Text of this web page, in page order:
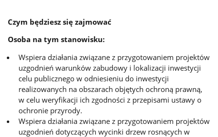
Czym będziesz się zajmować
Osoba na tym stanowisku:
Wspiera działania związane z przygotowaniem projektów
uzgodnień warunków zabudowy i lokalizacji inwestycji
celu publicznego w odniesieniu do inwestycji
realizowanych na obszarach objętych ochroną prawną,
w celu weryfikacji ich zgodności z przepisami ustawy o
ochronie przyrody.
Wspiera działania związane z przygotowaniem projektów
uzgodnień dotyczących wycinki drzew rosnących w